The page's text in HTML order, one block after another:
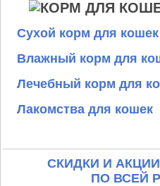
Сухой корм для кошек
Влажный корм для
Лечебный корм для
Лакомства для кошек
СКИДКИ И
ПО ВСЕЙ